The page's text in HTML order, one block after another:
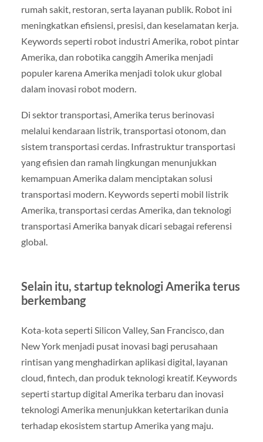
rumah sakit, restoran, serta layanan publik. Robot ini
meningkatkan efisiensi, presisi, dan keselamatan kerja.
Keywords seperti robot industri Amerika, robot pintar
Amerika, dan robotika canggih Amerika menjadi
populer karena Amerika menjadi tolok ukur global
dalam inovasi robot modern.
Di sektor transportasi, Amerika terus berinovasi
melalui kendaraan listrik, transportasi otonom, dan
sistem transportasi cerdas. Infrastruktur transportasi
yang efisien dan ramah lingkungan menunjukkan
kemampuan Amerika dalam menciptakan solusi
transportasi modern. Keywords seperti mobil listrik
Amerika, transportasi cerdas Amerika, dan teknologi
transportasi Amerika banyak dicari sebagai referensi
global.
Selain itu, startup teknologi Amerika terus
berkembang
Kota-kota seperti Silicon Valley, San Francisco, dan
New York menjadi pusat inovasi bagi perusahaan
rintisan yang menghadirkan aplikasi digital, layanan
cloud, fintech, dan produk teknologi kreatif. Keywords
seperti startup digital Amerika terbaru dan inovasi
teknologi Amerika menunjukkan ketertarikan dunia
terhadap ekosistem startup Amerika yang maju.